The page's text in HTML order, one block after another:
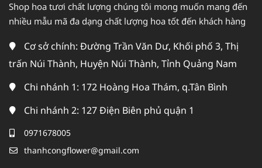
Shop hoa tươi chất lượng chúng tôi mong muốn mang đến
nhiều mẫu mã đa dạng chất lượng hoa tốt đến khách hàng
Cơ sở chính: Đường Trần Văn Dư, Khối phố 3, Thị
trấn Núi Thành, Huyện Núi Thành, Tỉnh Quảng Nam
Chi nhánh 1: 172 Hoàng Hoa Thám, q.Tân Bình
Chi nhánh 2: 127 Điện Biên phủ quận 1
0971678005
thanhcongflower@gmail.com